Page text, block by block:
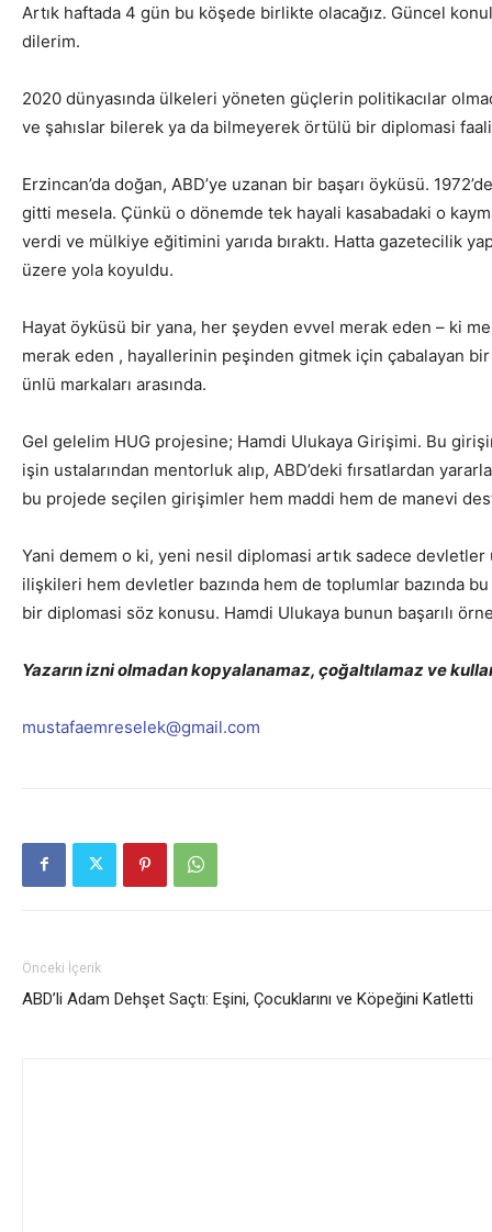
Artık haftada 4 gün bu köşede birlikte olacağız. Güncel
dilerim.
2020 dünyasında ülkeleri yöneten güçlerin politikacılar
ve şahıslar bilerek ya da bilmeyerek örtülü bir diplomasi
Erzincan’da doğan, ABD’ye uzanan bir başarı öyküsü.
gitti mesela. Çünkü o dönemde tek hayali kasabadaki o
verdi ve mülkiye eğitimini yarıda bıraktı. Hatta gazetecilik
üzere yola koyuldu.
Hayat öyküsü bir yana, her şeyden evvel merak eden – ki
merak eden , hayallerinin peşinden gitmek için çabalayan
ünlü markaları arasında.
Gel gelelim HUG projesine; Hamdi Ulukaya Girişimi. Bu
işin ustalarından mentorluk alıp, ABD’deki fırsatlardan
bu projede seçilen girişimler hem maddi hem de manevi
Yani demem o ki, yeni nesil diplomasi artık sadece
ilişkileri hem devletler bazında hem de toplumlar bazında
bir diplomasi söz konusu. Hamdi Ulukaya bunun başarılı
Yazarın izni olmadan kopyalanamaz, çoğaltılamaz ve
mustafaemreselek@gmail.com
Önceki İçerik
ABD’li Adam Dehşet Saçtı: Eşini, Çocuklarını ve Köpeğini Katletti